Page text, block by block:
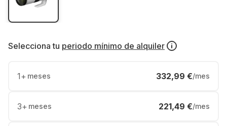
Selecciona tu periodo mínimo de alquiler
1+ meses 332,99 €/mes
3+ meses 221,49 €/mes